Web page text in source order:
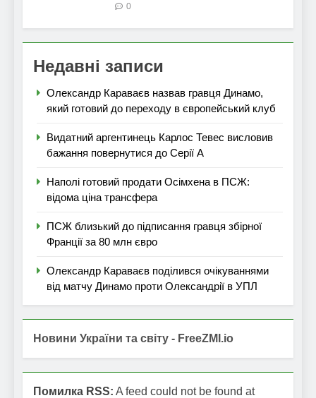
0
Недавні записи
Олександр Караваєв назвав гравця Динамо,
який готовий до переходу в європейський клуб
Видатний аргентинець Карлос Тевес висловив
бажання повернутися до Серії А
Наполі готовий продати Осімхена в ПСЖ:
відома ціна трансфера
ПСЖ близький до підписання гравця збірної
Франції за 80 млн євро
Олександр Караваєв поділився очікуваннями
від матчу Динамо проти Олександрії в УПЛ
Новини України та світу - FreeZMI.io
Помилка RSS: A feed could not be found at